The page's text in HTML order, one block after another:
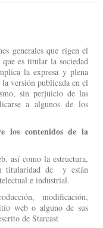
generales que rigen el
que es titular la sociedad
la expresa y plena
la versión publicada en el
sin perjuicio de las
a algunos de los
los contenidos de la
así como la estructura,
titularidad de y están
e industrial.
modificación,
web o alguno de sus
de Starcast